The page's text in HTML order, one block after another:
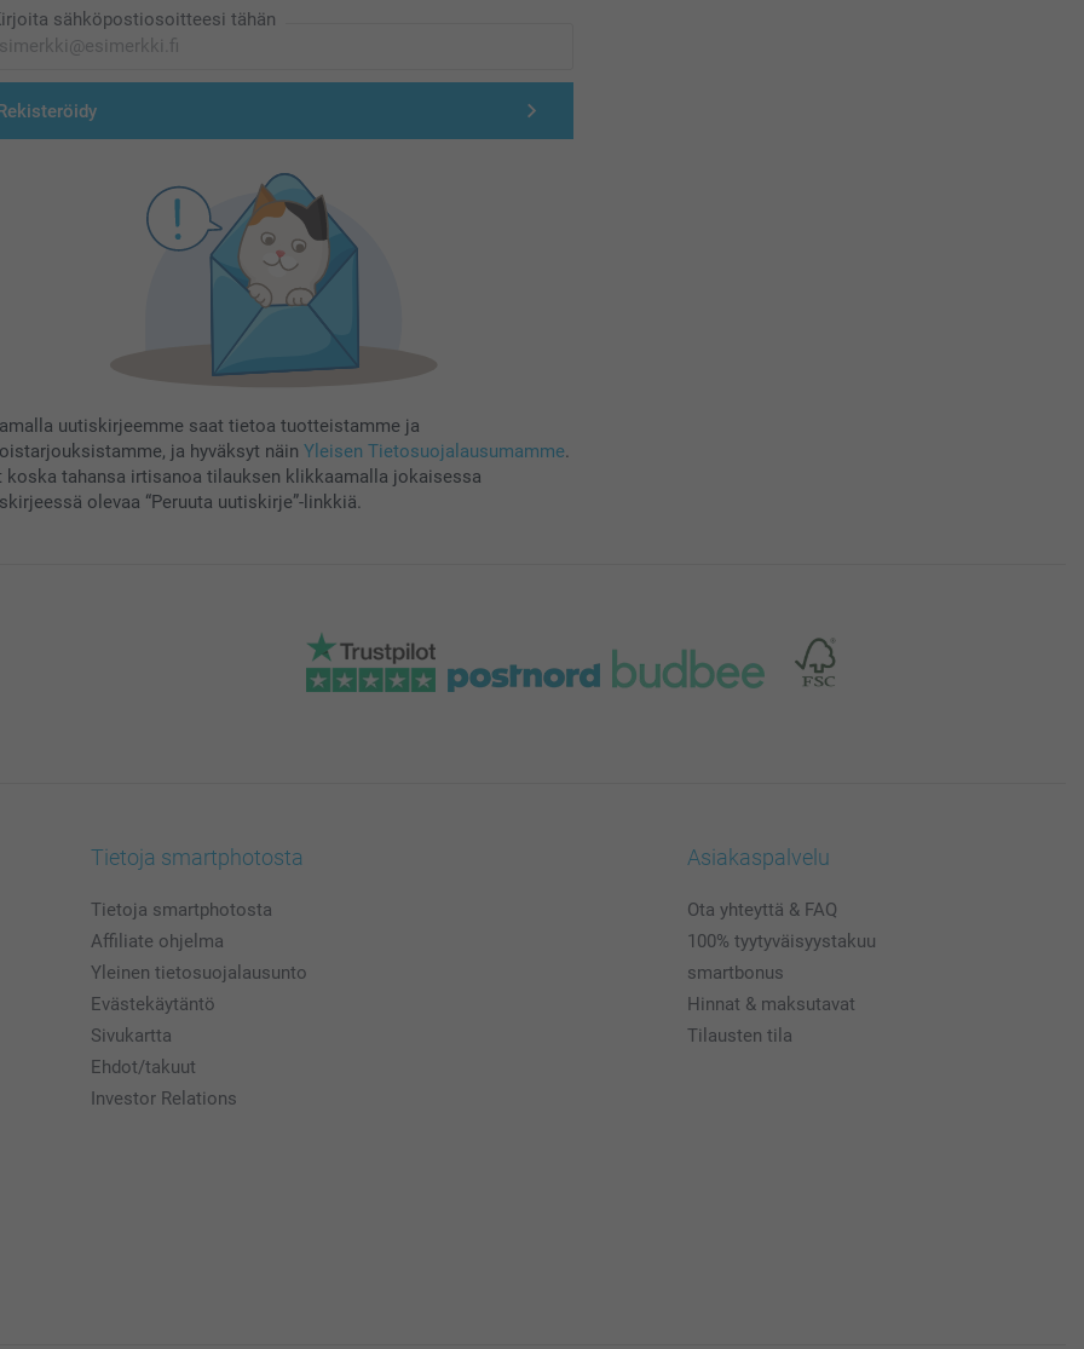
sähköpostiosoitteesi tähän
uutiskirjeemme saat tietoa tuotteistamme ja
ja hyväksyt näin Yleisen Tietosuojalausumamme.
koska tahansa irtisanoa tilauksen klikkaamalla jokaisessa
olevaa “Peruuta uutiskirje”-linkkiä.
Tietoja smartphotosta
Tietoja smartphotosta
Affiliate ohjelma
Yleinen tietosuojalausunto
Evästekäytäntö
Sivukartta
Ehdot/takuut
Investor Relations
Asiakaspalvelu
Ota yhteyttä & FAQ
100% tyytyväisyystakuu
smartbonus
Hinnat & maksutavat
Tilausten tila